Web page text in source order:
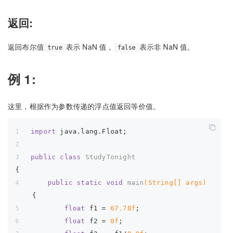
返回:
返回布尔值 true 表示 NaN 值， false 表示非 NaN 值。
例 1:
这里，根据作为参数传递的浮点值返回等价值。
import java.lang.Float;
public class
StudyTonight
{
public
static void main (String[] args)
{
float
f1 = 67.78f ;
float
f2 = 0f ;